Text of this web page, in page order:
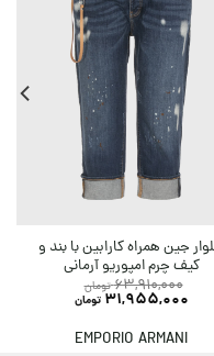
جین همراه کارابین با بند و
کیف چرم امپوریو آرمانی
63,910,000 تومان
31,955,000 تومان
EMPORIO ARMANI